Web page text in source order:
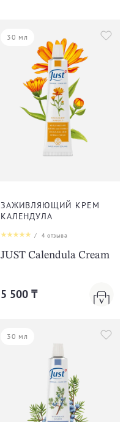
30 мл
ЗАЖИВЛЯЮЩИЙ КРЕМ
КАЛЕНДУЛА
/ 4отзыва
JUST Calendula Cream
5 500 ₸
30 мл